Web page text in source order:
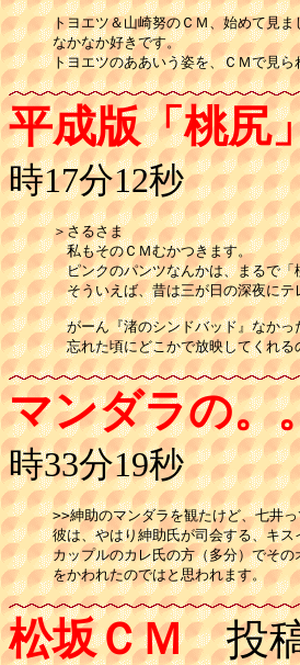
トヨエツ＆山崎努のＣＭ、始めて見ま
なかなか好きです。
トヨエツのああいう姿を、ＣＭで見ら
平成版「桃尻
時17分12秒
＞さるさま
私もそのＣＭむかつきます。
ピンクのパンツなんかは、まるで「
そういえば、昔は三が日の深夜に
がーん『渚のシンドバッド』なかっ
忘れた頃にどこかで放映してくれる
マンダラの。
時33分19秒
>>紳助のマンダラを観たけど、七井
彼は、やはり紳助氏が司会する、キス
カップルのカレ氏の方（多分）でその
をかわれたのではと思われます。
松坂ＣＭ投